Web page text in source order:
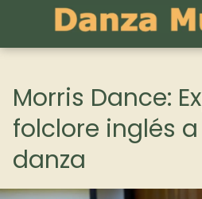
Morris Dance:
folclore inglés
danza